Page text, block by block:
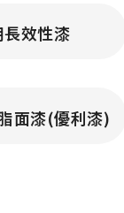
效性漆
面漆(優利漆)